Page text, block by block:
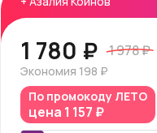
1 780 ₽ 1 978 ₽
Экономия 198 ₽
По промокоду ЛЕТО
цена 1 157 ₽